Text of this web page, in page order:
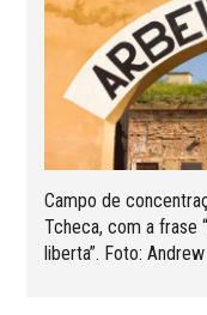
Campo de
Tcheca, com a frase
liberta”. Foto: